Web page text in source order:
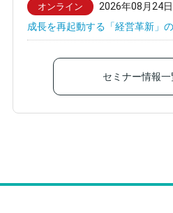
オンライン
2026年08月24日
成長を再起動する「経営革新」
セミナー情報一